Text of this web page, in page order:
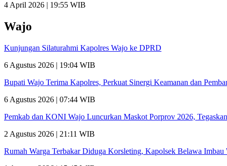
4 April 2026 | 19:55 WIB
Wajo
Kunjungan Silaturahmi Kapolres Wajo ke DPRD
6 Agustus 2026 | 19:04 WIB
Bupati Wajo Terima Kapolres, Perkuat Sinergi Keamanan dan
6 Agustus 2026 | 07:44 WIB
Pemkab dan KONI Wajo Luncurkan Maskot Porprov 2026,
2 Agustus 2026 | 21:11 WIB
Rumah Warga Terbakar Diduga Korsleting, Kapolsek Belawa Imbau